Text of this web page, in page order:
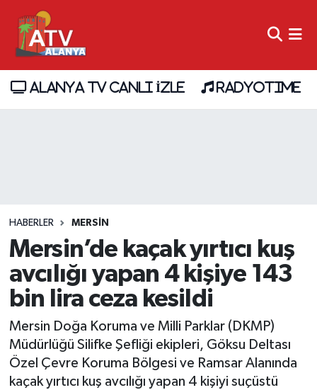
ALANYA TV CANLI İZLE RADYOTIME
HABERLER MERSIN
Mersin’de kaçak yırtıcı kuş
avcılığı yapan 4 kişiye 143
bin lira ceza kesildi
Mersin Doğa Koruma ve Milli Parklar (DKMP)
Müdürlüğü Silifke Şefliği ekipleri, Göksu Deltası
Özel Çevre Koruma Bölgesi ve Ramsar Alanında
kaçak yırtıcı kuş avcılığı yapan 4 kişiyi suçüstü